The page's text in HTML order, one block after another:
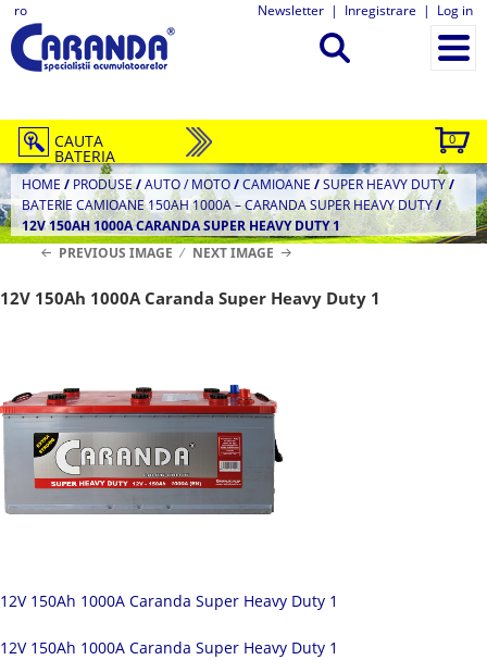
ro Newsletter | Inregistrare | Log in
0
CAUTA
BATERIA
HOME / PRODUSE/AUTO / MOTO/CAMIOANE /SUPER HEAVY DUTY/
BATERIE CAMIOANE 150AH 1000A – CARANDA SUPER HEAVY DUTY/
12V 150AH 1000A CARANDA SUPER HEAVY DUTY 1
PREVIOUS IMAGE
NEXT IMAGE
12V 150Ah 1000A Caranda Super Heavy Duty 1
12V 150Ah 1000A Caranda Super Heavy Duty 1
12V 150Ah 1000A Caranda Super Heavy Duty 1